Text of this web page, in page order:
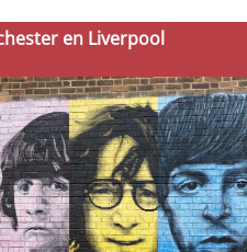
en Liverpool